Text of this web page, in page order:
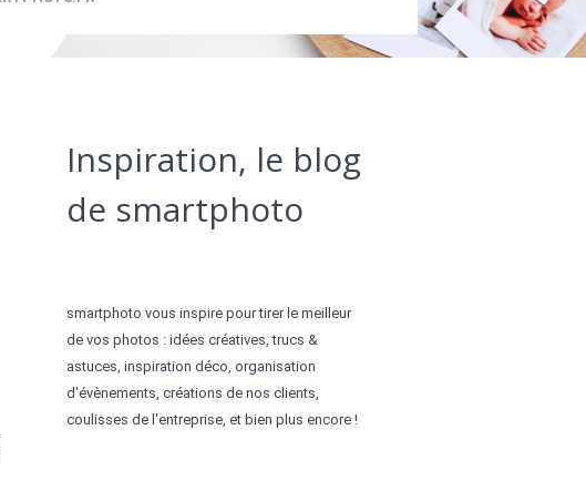
Inspiration, le blog
de smartphoto
smartphoto vous inspire pour tirer le meilleur
de vos photos : idées créatives, trucs &
astuces, inspiration déco, organisation
d'évènements, créations de nos clients,
coulisses de l'entreprise, et bien plus encore !